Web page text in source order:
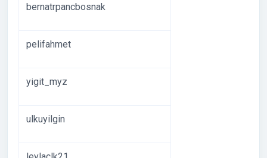
bernatrpancbosnak
pelifahmet
yigit_myz
ulkuyilgin